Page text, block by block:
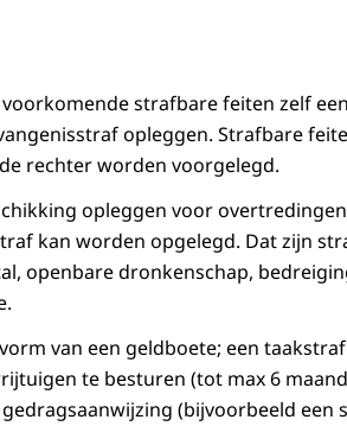
strafbare feiten zelf
opleggen. Strafbare
rechter worden voorgelegd.
opleggen voor
kan worden opgelegd. Dat zijn
openbare dronkenschap,
van een geldboete; een
te besturen (tot max 6
(bijvoorbeeld een